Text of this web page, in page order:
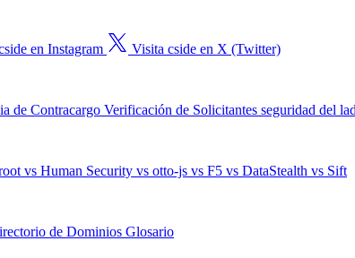
en Instagram
Visita cside en X (Twitter)
de Contracargo Verificación de Solicitantes seguridad del
vs Human Security vs otto-js vs F5 vs DataStealth vs Sift
de Dominios Glosario